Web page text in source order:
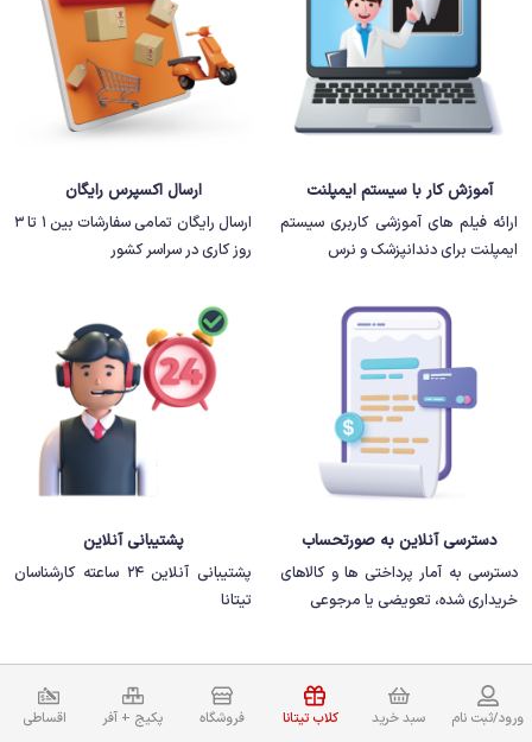
آموزش کار با سیستم ایمپلنت
ارائه فیلم های آموزشی کاربری سیستم
ایمپلنت برای دندانپزشک و نرس
ارسال اکسپرس رایگان
ارسال رایگان تمامی سفارشات بین 1 تا 3
روز کاری در سراسر کشور
دسترسی آنلاین به صورتحساب
دسترسی به آمار پرداختی ها و کالاهای
خریداری شده، تعویضی یا مرجوعی
پشتیبانی آنلاین
پشتیبانی آنلاین 24 ساعته کارشناسان
تیتانا
ورود/ثبت نام سبد خرید کلاب تیتانا فروشگاه پکیج + آفر اقساطی